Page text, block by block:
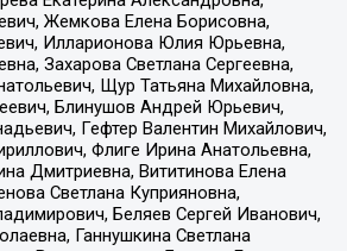
Жемкова Елена Борисовна,
Илларионова Юлия Юрьевна,
Захарова Светлана Сергеевна,
Щур Татьяна Михайловна,
Блинушов Андрей Юрьевич,
Гефтер Валентин Михайлович,
Флиге Ирина Анатольевна,
Дмитриевна, Вититинова Елена
Светлана Куприяновна,
Беляев Сергей Иванович,
Ганнушкина Светлана